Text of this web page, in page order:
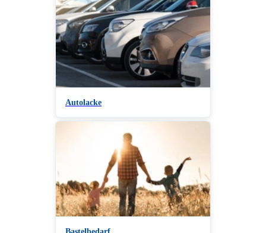
Autolacke
Bastelbedarf